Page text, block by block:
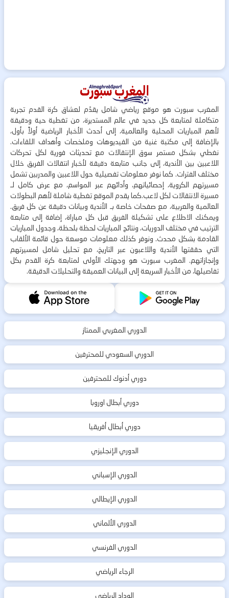
المغرب سبورت هو موقع رياضي شامل يقدّم لعشاق كرة القدم تجربة
متكاملة لمتابعة كل جديد في عالم المستديرة، من تغطية حية ودقيقة
لأهم المباريات المحلية والعالمية، إلى أحدث الأخبار الرياضية أولاً بأول،
بالإضافة إلى مكتبة غنية من الفيديوهات وملخصات وأهداف اللقاءات.
نغطي بشكل مستمر سوق الإنتقالات مع تحديثات فورية لكل تحركات
اللاعبين بين الأندية، إلى جانب متابعة دقيقة لأخبار انتقالات الفريق خلال
مختلف الفترات. كما نوفر معلومات تفصيلية حول اللاعبين والمدربين تشمل
مسيرتهم الكروية، إحصائياتهم، وأدائهم عبر المواسم، مع عرض كامل لـ
مسيرة الانتقالات لكل لاعب.كما يقدم الموقع تغطية شاملة لأهم البطولات
العالمية والعربية، مع صفحات خاصة بـ الأندية وبيانات دقيقة عن كل فريق.
ويمكنك الاطلاع على تشكيلة الفريق قبل كل مباراة، إضافة إلى متابعة
الترتيب في مختلف الدوريات، ونتائج المباريات لحظة بلحظة، وجدول المباريات
القادمة بشكل محدث. ونوفر كذلك معلومات موسعة حول قائمة الألقاب
التي حققتها الأندية واللاعبون عبر التاريخ، مع تحليل شامل لمسيرتهم
وإنجازاتهم. المغرب سبورت هو وجهتك الأولى لمتابعة كرة القدم بكل
تفاصيلها، من الأخبار السريعة إلى البيانات العميقة والتحليلات الدقيقة.
الدوري المغربي الممتاز
الدوري السعودي للمحترفين
دوري أدنوك للمحترفين
دوري أبطال اوروبا
دوري أبطال أفريقيا
الدوري الإنجليزي
الدوري الإسباني
الدوري الإيطالي
الدوري الألماني
الدوري الفرنسي
الرجاء الرياضي
الوداد الرياضي